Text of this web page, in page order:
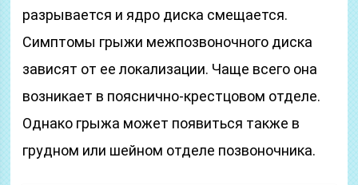
разрывается и ядро диска смещается.
Симптомы грыжи межпозвоночного диска
зависят от ее локализации. Чаще всего она
возникает в пояснично-крестцовом отделе.
Однако грыжа может появиться также в
грудном или шейном отделе позвоночника.